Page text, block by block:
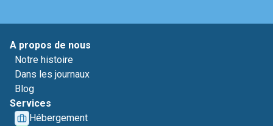
A propos de nous
Notre histoire
Dans les journaux
Blog
Services
Hébergement